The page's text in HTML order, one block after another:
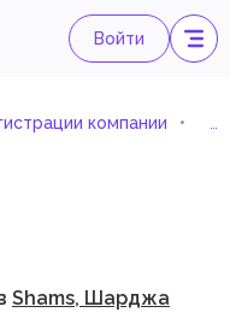
Войти
компании
Shams, Шарджа